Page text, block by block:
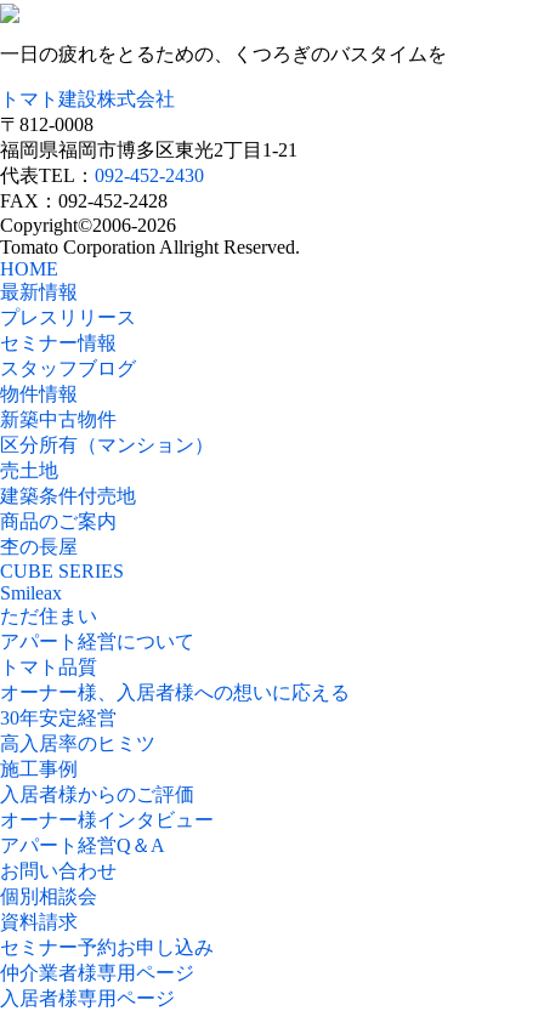
一日の疲れをとるための、くつろぎのバスタイムを
トマト建設株式会社
〒812-0008
福岡県福岡市博多区東光2丁目1-21
代表TEL： 092-452-2430
FAX：092-452-2428
Copyright©2006-2026
Tomato Corporation Allright Reserved.
HOME
最新情報
プレスリリース
セミナー情報
スタッフブログ
物件情報
新築中古物件
区分所有（マンション）
売土地
建築条件付売地
商品のご案内
杢の長屋
CUBE SERIES
Smileax
ただ住まい
アパート経営について
トマト品質
オーナー様、入居者様への想いに応える
30年安定経営
高入居率のヒミツ
施工事例
入居者様からのご評価
オーナー様インタビュー
アパート経営Q＆A
お問い合わせ
個別相談会
資料請求
セミナー予約お申し込み
仲介業者様専用ページ
入居者様専用ページ